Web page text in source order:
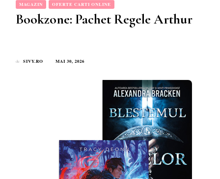
MAGAZIN OFERTE CARTI ONLINE
Bookzone: Pachet Regele Arthur
de SIVY.RO MAI 30, 2026